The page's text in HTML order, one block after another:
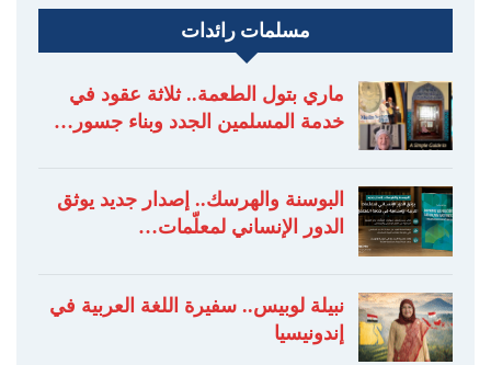
مسلمات رائدات
ماري بتول الطعمة.. ثلاثة عقود في
خدمة المسلمين الجدد وبناء جسور…
البوسنة والهرسك.. إصدار جديد يوثق
الدور الإنساني لمعلّمات…
نبيلة لوبيس.. سفيرة اللغة العربية في
إندونيسيا